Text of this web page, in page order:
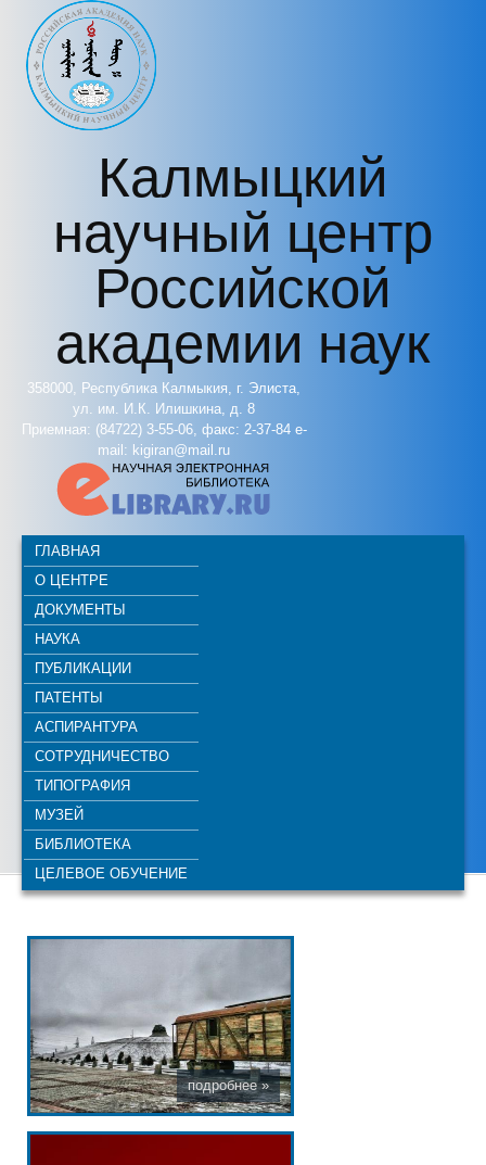
Перейти к основному содержанию
Калмыцкий
научный центр
Российской
академии наук
358000, Республика Калмыкия, г. Элиста,
ул. им. И.К. Илишкина, д. 8
Приемная: (84722) 3-55-06, факс: 2-37-84 e-
mail: kigiran@mail.ru
ГЛАВНАЯ
О ЦЕНТРЕ
ДОКУМЕНТЫ
НАУКА
ПУБЛИКАЦИИ
ПАТЕНТЫ
АСПИРАНТУРА
СОТРУДНИЧЕСТВО
ТИПОГРАФИЯ
МУЗЕЙ
БИБЛИОТЕКА
ЦЕЛЕВОЕ ОБУЧЕНИЕ